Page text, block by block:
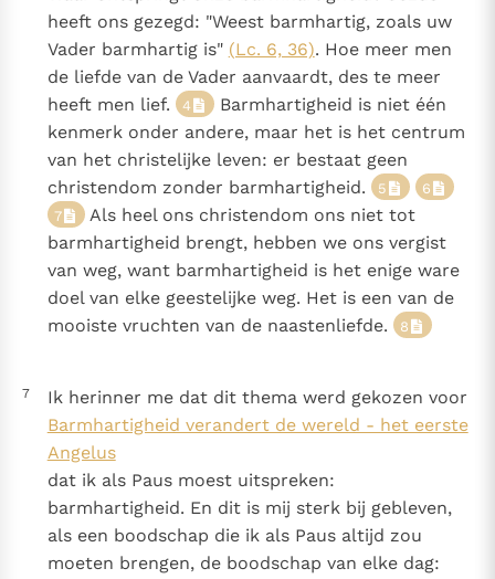
heeft ons gezegd: "Weest barmhartig, zoals uw
Vader barmhartig is" (Lc. 6, 36). Hoe meer men
de liefde van de Vader aanvaardt, des te meer
heeft men lief.
4
Barmhartigheid is niet één
kenmerk onder andere, maar het is het centrum
van het christelijke leven: er bestaat geen
christendom zonder barmhartigheid.
5
6
7
Als heel ons christendom ons niet tot
barmhartigheid brengt, hebben we ons vergist
van weg, want barmhartigheid is het enige ware
doel van elke geestelijke weg. Het is een van de
mooiste vruchten van de naastenliefde.
8
7
Ik herinner me dat dit thema werd gekozen voor
Barmhartigheid verandert de wereld - het eerste
Angelus
dat ik als Paus moest uitspreken:
barmhartigheid. En dit is mij sterk bij gebleven,
als een boodschap die ik als Paus altijd zou
moeten brengen, de boodschap van elke dag: